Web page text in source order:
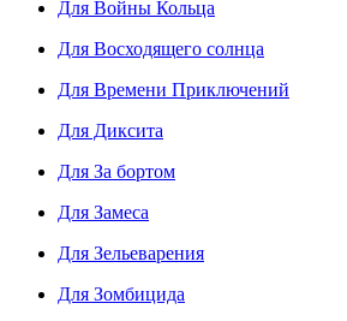
Для Войны Кольца
Для Восходящего солнца
Для Времени Приключений
Для Диксита
Для За бортом
Для Замеса
Для Зельеварения
Для Зомбицида